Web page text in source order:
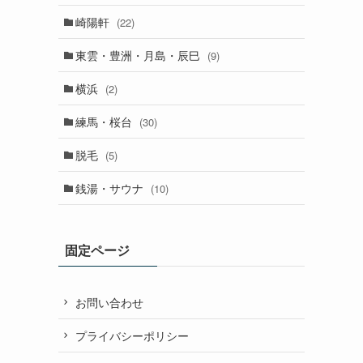
崎陽軒 (22)
東雲・豊洲・月島・辰巳 (9)
横浜 (2)
練馬・桜台 (30)
脱毛 (5)
銭湯・サウナ (10)
固定ページ
お問い合わせ
プライバシーポリシー